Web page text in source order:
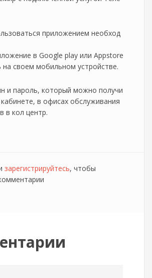
приложением необход
в Google play или Appstore
на своем мобильном устройстве.
и пароль, который можно получи
в офисах обслуживания
в кол центр.
зарегистрируйтесь, чтобы